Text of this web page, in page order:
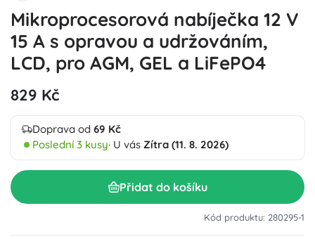
Mikroprocesorová nabíječka 12 V
15 A s opravou a udržováním,
LCD, pro AGM, GEL a LiFePO4
829 Kč
Doprava od 69 Kč
Poslední 3 kusy· U vás Zítra (11. 8. 2026)
Přidat do košíku
Kód produktu: 280295-1